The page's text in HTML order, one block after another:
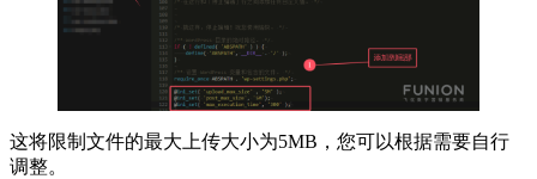
这将限制文件的最大上传大小为5MB，您可以根据需要自行
调整。